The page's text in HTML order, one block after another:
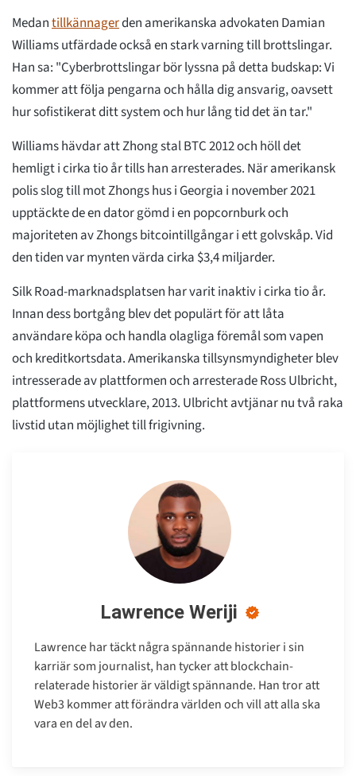
Medantillkännagerden amerikanska advokaten Damian
Williams utfärdade också en stark varning till brottslingar.
Han sa: "Cyberbrottslingar bör lyssna på detta budskap: Vi
kommer att följa pengarna och hålla dig ansvarig, oavsett
hur sofistikerat ditt system och hur lång tid det än tar."
Williams hävdar att Zhong stal BTC 2012 och höll det
hemligt i cirka tio år tills han arresterades. När amerikansk
polis slog till mot Zhongs hus i Georgia i november 2021
upptäckte de en dator gömd i en popcornburk och
majoriteten av Zhongs bitcointillgångar i ett golvskåp. Vid
den tiden var mynten värda cirka $3,4 miljarder.
Silk Road-marknadsplatsen har varit inaktiv i cirka tio år.
Innan dess bortgång blev det populärt för att låta
användare köpa och handla olagliga föremål som vapen
och kreditkortsdata. Amerikanska tillsynsmyndigheter blev
intresserade av plattformen och arresterade Ross Ulbricht,
plattformens utvecklare, 2013. Ulbricht avtjänar nu två raka
livstid utan möjlighet till frigivning.
Lawrence Weriji
Lawrence har täckt några spännande historier i sin
karriär som journalist, han tycker att blockchain-
relaterade historier är väldigt spännande. Han tror att
Web3 kommer att förändra världen och vill att alla ska
vara en del av den.